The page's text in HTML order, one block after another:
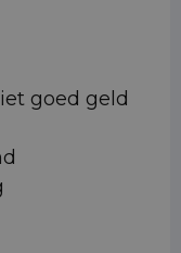
goed geld